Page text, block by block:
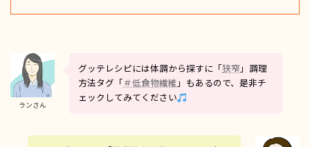
ランさん
グッテレシピには体調から探すに「 狭窄 」調理
方法タグ「 ＃低食物繊維 」もあるので、是非チ
ェックしてみてください